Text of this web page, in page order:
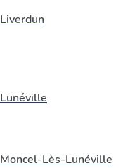
Liverdun
Lunéville
Moncel-Lès-Lunéville